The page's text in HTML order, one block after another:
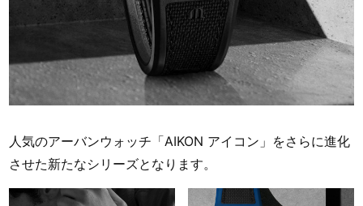
人気のアーバンウォッチ「AIKON アイコン」をさらに進化
させた新たなシリーズとなります。